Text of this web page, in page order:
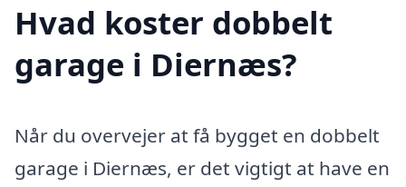
Hvad koster dobbelt
garage i Diernæs?
Når du overvejer at få bygget en dobbelt
garage i Diernæs, er det vigtigt at have en